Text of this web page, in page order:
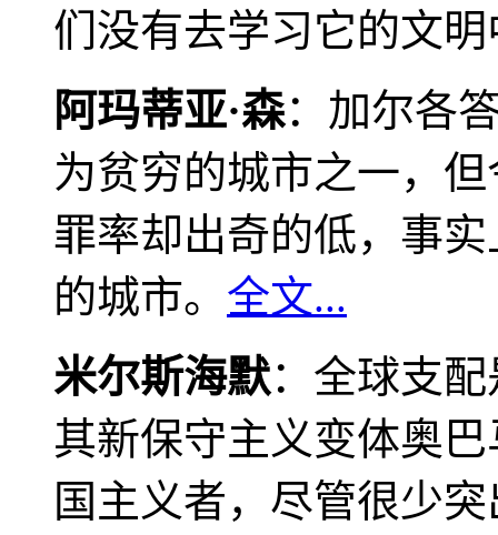
们没有去学习它的文
阿玛蒂亚·森：加尔各
为贫穷的城市之一，
罪率却出奇的低，事
的城市。 全文...
米尔斯海默：全球支
其新保守主义变体奥
国主义者，尽管很少